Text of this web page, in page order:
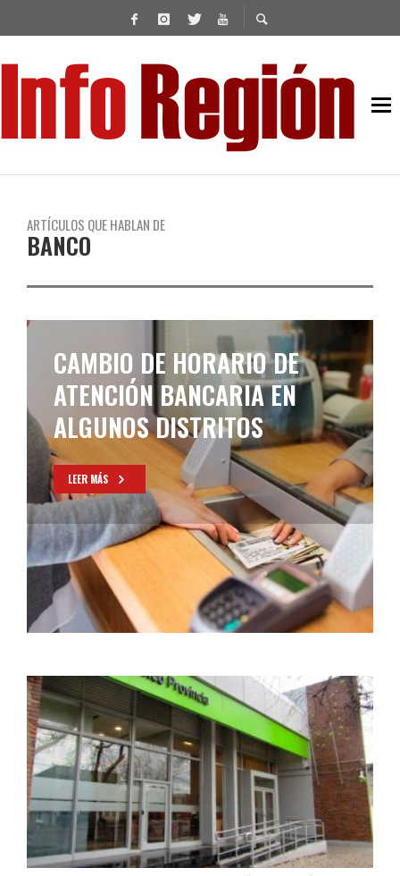
ARTÍCULOS QUE HABLAN DE
BANCO
CAMBIO DE HORARIO DE
ATENCIÓN BANCARIA EN
ALGUNOS DISTRITOS
LEER MÁS